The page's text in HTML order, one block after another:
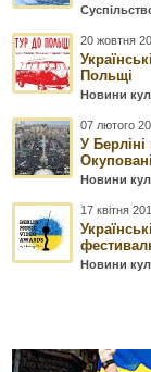
20 жовтня
Польщі
Новини
07 лютого
У
Новини
17 квітня
Новини